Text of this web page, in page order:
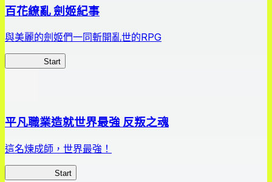
百花繚亂 劍姬紀事
與美麗的劍姬們一同斬開亂世的RPG
Start
平凡職業造就世界最強 反叛之魂
這名煉成師，世界最強！
Start